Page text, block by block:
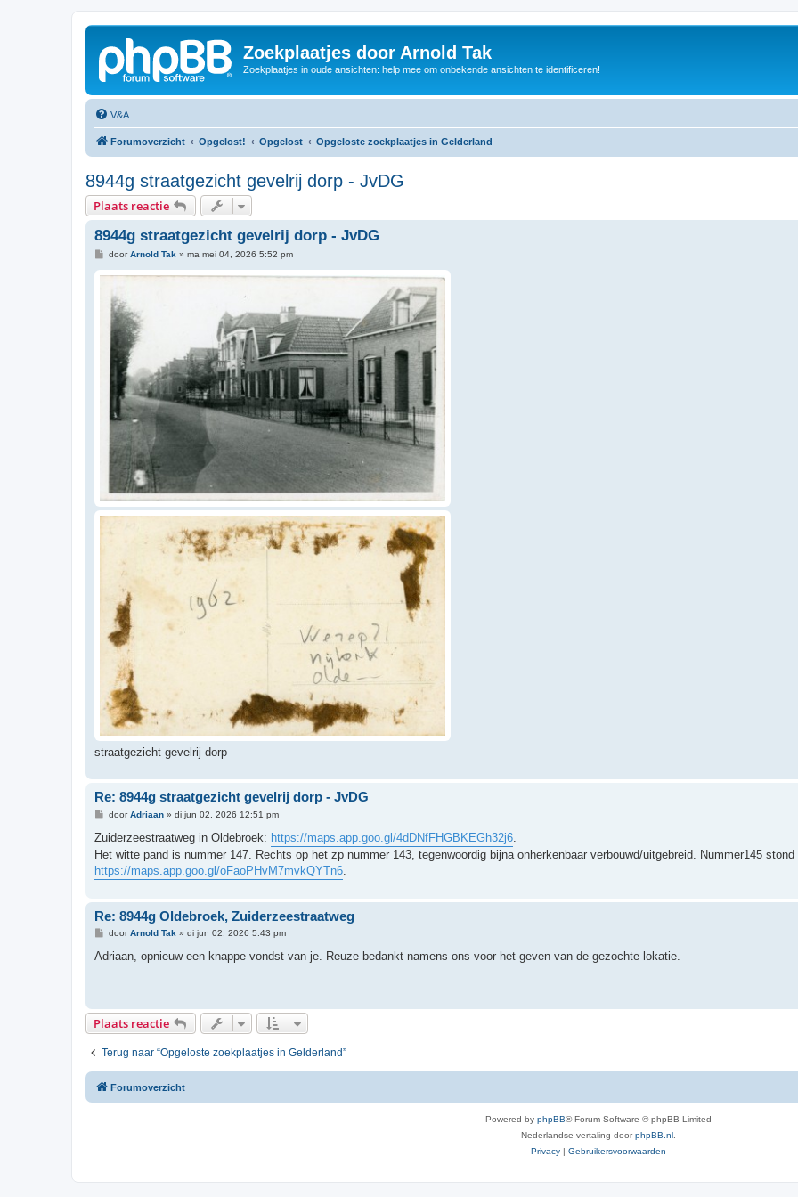
Zoekplaatjes door Arnold Tak
Zoekplaatjes in oude ansichten: help mee om onbekende ansichten te identificeren!
V&A
Forumoverzicht Opgelost! Opgelost Opgeloste zoekplaatjes in Gelderland
8944g straatgezicht gevelrij dorp - JvDG
Plaats reactie
8944g straatgezicht gevelrij dorp - JvDG
B
r
doorArnold Tak » ma mei 04, 2026 5:52 pm
straatgezicht gevelrij dorp
Re: 8944g straatgezicht gevelrij dorp - JvDG
B
r
c
h
t
doorAdriaan» di jun 02, 2026 12:51 pm
Zuiderzeestraatweg in Oldebroek: https://maps.app.goo.gl/4dDNfFHGBKEGh32j6
Het witte pand is nummer 147. Rechts op het zp nummer 143, tegenwoordig bijna onherkenbaar verbouwd/uitgebreid. Nummer145 stond
https://maps.app.goo.gl/oFaoPHvM7mvkQYTn6
Re: 8944g Oldebroek, Zuiderzeestraatweg
B
r
doorArnold Tak » di jun 02, 2026 5:43 pm
Adriaan, opnieuw een knappe vondst van je. Reuze bedankt namens ons voor het geven van de gezochte lokatie.
Plaats reactie
Terug naar “Opgeloste zoekplaatjes in Gelderland”
Forumoverzicht
Powered by phpBB® Forum Software © phpBB Limited
Nederlandse vertaling doorphpBB.nl
Privacy | Gebruikersvoorwaarden